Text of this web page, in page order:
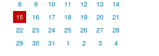
8
9 10 11 12 13
14
15
16 17 18 19 20
21
22
23 24 25 26 27
28
29
30 31 1 2 3 4